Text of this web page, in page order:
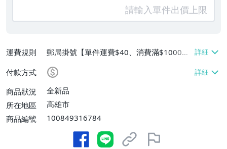
運費規則
郵局掛號【單件運費$40、消費滿$1000免
運費】
付款方式
商品狀況
全新品
所在地區
高雄市
商品編號
100849316784